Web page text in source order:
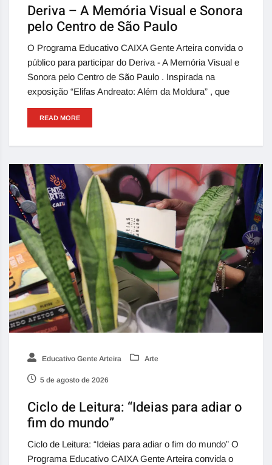
Deriva – A Memória Visual e Sonora
pelo Centro de São Paulo
O Programa Educativo CAIXA Gente Arteira convida o
público para participar do Deriva - A Memória Visual e
Sonora pelo Centro de São Paulo . Inspirada na
exposição “Elifas Andreato: Além da Moldura” , que
READ MORE
Educativo Gente Arteira Arte
5 de agosto de 2026
Ciclo de Leitura: “Ideias para adiar o
fim do mundo”
Ciclo de Leitura: “Ideias para adiar o fim do mundo” O
Programa Educativo CAIXA Gente Arteira convida o